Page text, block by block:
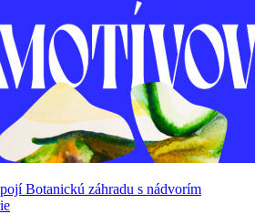
Botanickú záhradu s nádvorím